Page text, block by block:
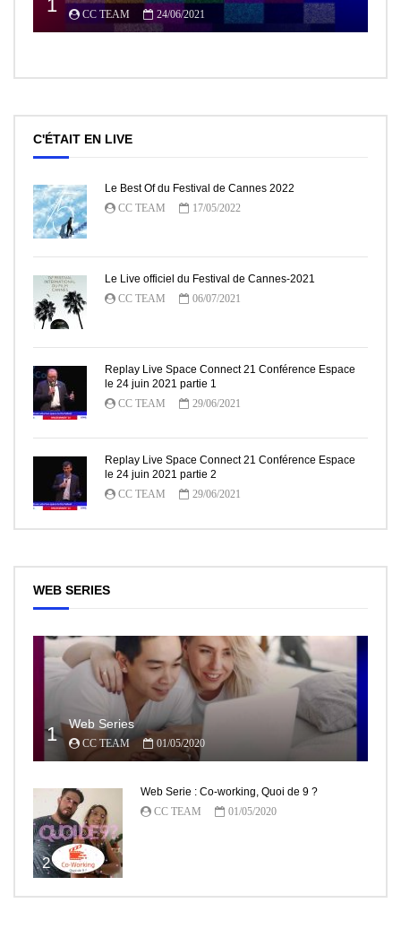
1 CC TEAM 24/06/2021
C'ÉTAIT EN LIVE
Le Best Of du Festival de Cannes 2022
CC TEAM
17/05/2022
Le Live officiel du Festival de Cannes-2021
CC TEAM
06/07/2021
Replay Live Space Connect 21 Conférence Espace
le 24 juin 2021 partie 1
CC TEAM
29/06/2021
Replay Live Space Connect 21 Conférence Espace
le 24 juin 2021 partie 2
CC TEAM
29/06/2021
WEB SERIES
1 Web Series
CC TEAM 01/05/2020
2
Web Serie : Co-working, Quoi de 9 ?
CC TEAM
01/05/2020